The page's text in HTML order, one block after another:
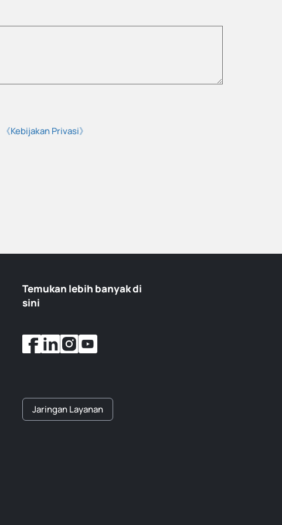
《Kebijakan Privasi》
Temukan lebih banyak di
sini
Jaringan Layanan